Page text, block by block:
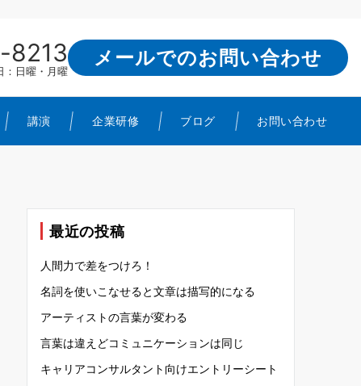
8213
日曜・月曜
メールでのお問い合わせ
講演 企業研修 ブログ お問い合わせ
最近の投稿
人間力で差をつけろ！
名詞を使いこなせると文章は描写的になる
アーティストの言葉が変わる
言葉は違えどコミュニケーションは同じ
キャリアコンサルタント向けエントリーシート